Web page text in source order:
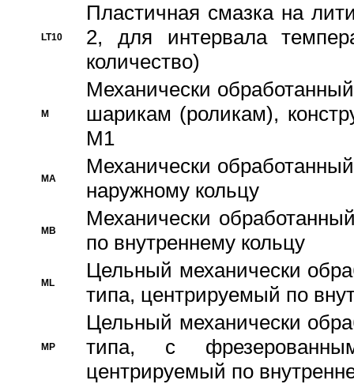
LT10
Пластичная смазка на
2, для интервала
количество)
M
Механически
шарикам (роликам),
M1
MA
Механически
наружному кольцу
MB
Механически
по внутреннему кольцу
ML
Цельный механически
типа, центрируемый по
MP
Цельный механически
типа, с
центрируемый по